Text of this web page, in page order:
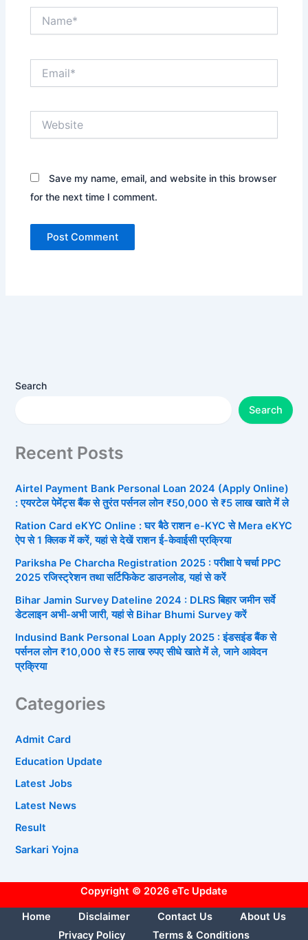
Save my name, email, and website in this browser
for the next time I comment.
Search
Search
Recent Posts
Airtel Payment Bank Personal Loan 2024 (Apply Online)
: एयरटेल पेमेंट्स बैंक से तुरंत पर्सनल लोन ₹50,000 से ₹5 लाख खाते में ले
Ration Card eKYC Online : घर बैठे राशन e-KYC से Mera eKYC
ऐप से 1 क्लिक में करें, यहां से देखें राशन ई-केवाईसी प्रक्रिया
Pariksha Pe Charcha Registration 2025 : परीक्षा पे चर्चा PPC
2025 रजिस्ट्रेशन तथा सर्टिफिकेट डाउनलोड, यहां से करें
Bihar Jamin Survey Dateline 2024 : DLRS बिहार जमीन सर्वे
डेटलाइन अभी-अभी जारी, यहां से Bihar Bhumi Survey करें
Indusind Bank Personal Loan Apply 2025 : इंडसइंड बैंक से
पर्सनल लोन ₹10,000 से ₹5 लाख रुपए सीधे खाते में ले, जाने आवेदन
प्रक्रिया
Categories
Admit Card
Education Update
Latest Jobs
Latest News
Result
Sarkari Yojna
Copyright © 2026 eTc Update
Home Disclaimer Contact Us
About Us
Privacy Policy
Terms & Conditions